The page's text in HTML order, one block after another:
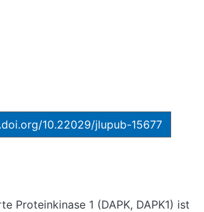
10.22029/jlupub-15677
Proteinkinase 1 (DAPK, DAPK1) ist